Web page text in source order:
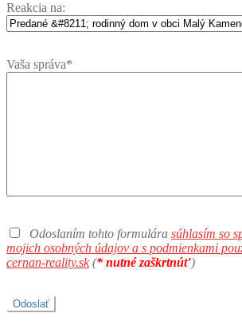
Reakcia na:
Vaša správa*
Odoslaním tohto formulára súhlasím so
mojich osobných údajov a s podmienkami
cernan-reality.sk(* nutné zaškrtnúť)